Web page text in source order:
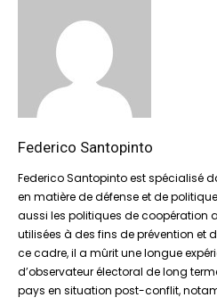
Federico Santopinto
Federico Santopinto est spécialisé
en matière de défense et de
aussi les politiques de coopération
utilisées à des fins de prévention et
ce cadre, il a mûrit une longue
d’observateur électoral de long terme
pays en situation post-conflit,